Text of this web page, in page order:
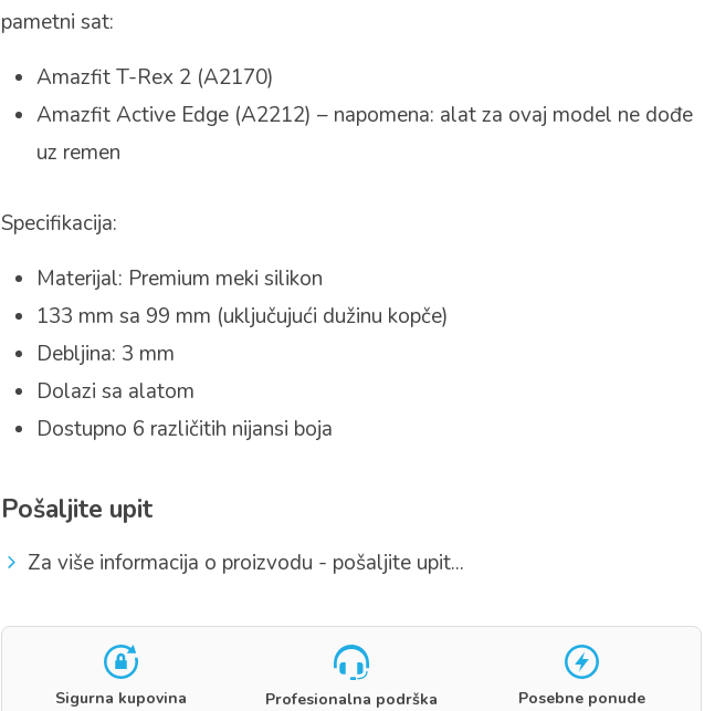
pametni sat:
Amazfit T-Rex 2 (A2170)
Amazfit Active Edge (A2212) – napomena: alat za ovaj model ne dođe
uz remen
Specifikacija:
Materijal: Premium meki silikon
133 mm sa 99 mm (uključujući dužinu kopče)
Debljina: 3 mm
Dolazi sa alatom
Dostupno 6 različitih nijansi boja
Pošaljite upit
Za više informacija o proizvodu - pošaljite upit...
Sigurna kupovina Profesionalna podrška Posebne ponude